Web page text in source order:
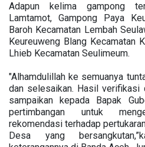
Adapun kelima gampong
Lamtamot, Gampong Paya
Baroh Kecamatan Lembah
Keureuweng Blang Kecamatan
Lhieb Kecamatan Seulimeum.
"Alhamdulillah ke semuanya
dan selesaikan. Hasil verifikasi
sampaikan kepada Bapak
pertimbangan untuk
rekomendasi terhadap
Desa yang